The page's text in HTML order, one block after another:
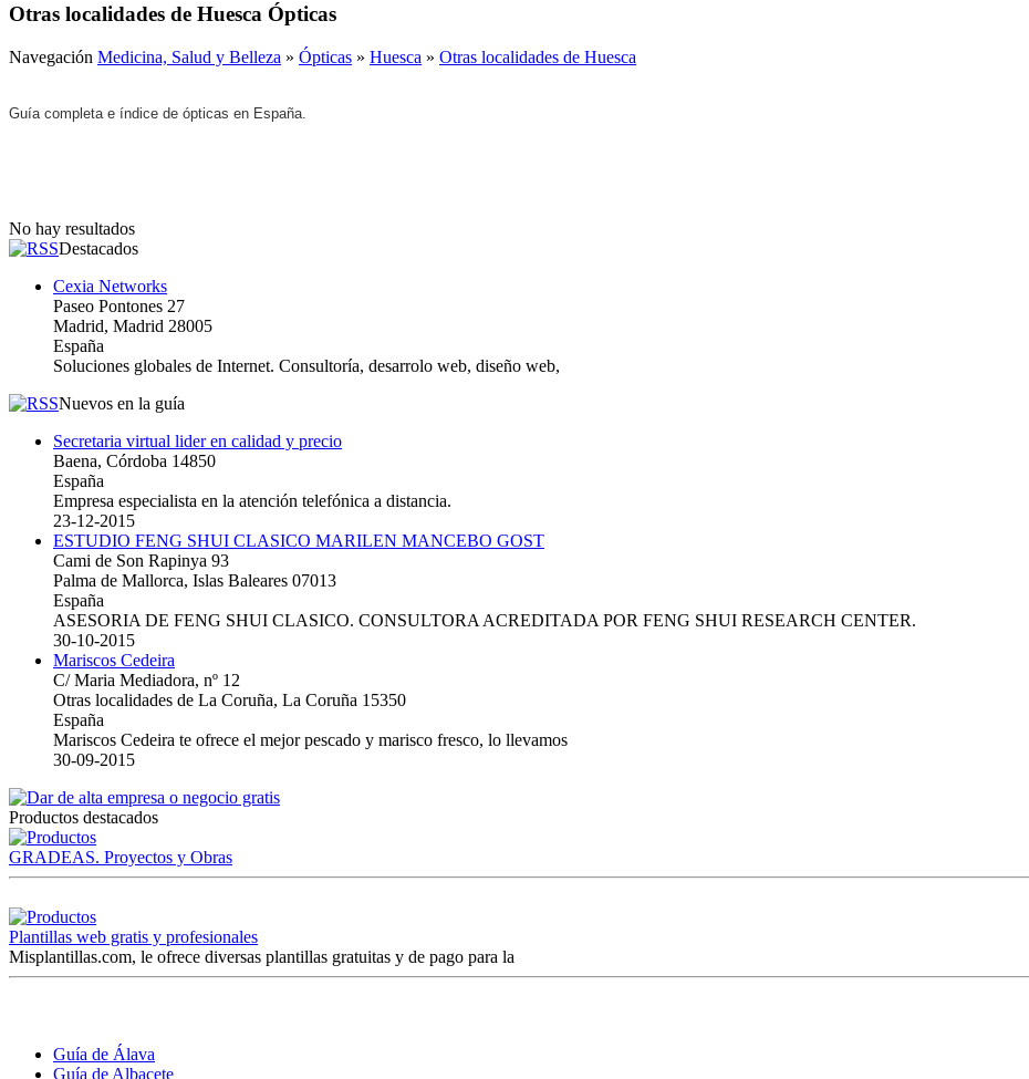
Otras localidades de Huesca Ópticas
Navegación Medicina, Salud y Belleza » Ópticas » Huesca » Otras localidades de Huesca
Guía completa e índice de ópticas en España.
No hay resultados
Destacados
Cexia Networks
Paseo Pontones 27
Madrid, Madrid 28005
España
Soluciones globales de Internet. Consultoría, desarrolo web, diseño web,
Nuevos en la guía
Secretaria virtual lider en calidad y precio
Baena, Córdoba 14850
España
Empresa especialista en la atención telefónica a distancia.
23-12-2015
ESTUDIO FENG SHUI CLASICO MARILEN MANCEBO GOST
Cami de Son Rapinya 93
Palma de Mallorca, Islas Baleares 07013
España
ASESORIA DE FENG SHUI CLASICO. CONSULTORA ACREDITADA POR FENG SHUI RESEARCH CENTER.
30-10-2015
Mariscos Cedeira
C/ Maria Mediadora, nº 12
Otras localidades de La Coruña, La Coruña 15350
España
Mariscos Cedeira te ofrece el mejor pescado y marisco fresco, lo llevamos
30-09-2015
Productos destacados
GRADEAS. Proyectos y Obras
Plantillas web gratis y profesionales
Misplantillas.com, le ofrece diversas plantillas gratuitas y de pago para la
Guía de Álava
Guía de Albacete